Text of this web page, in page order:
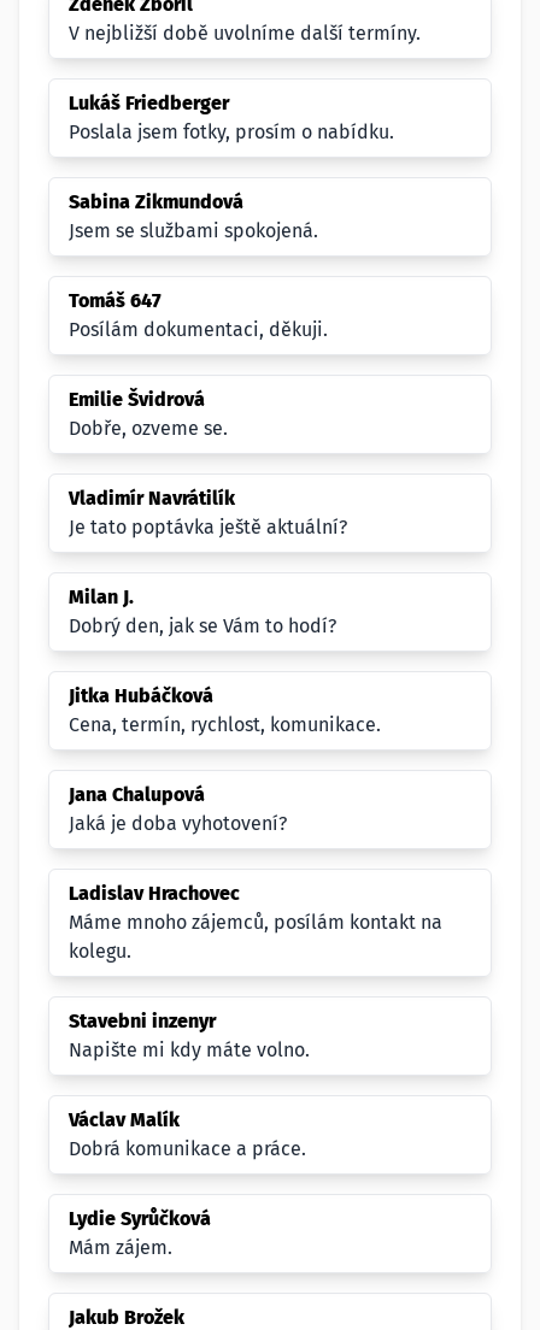
V nejbližší době uvolníme další termíny.
Lukáš Friedberger
Poslala jsem fotky, prosím o nabídku.
Sabina Zikmundová
Jsem se službami spokojená.
Tomáš 647
Posílám dokumentaci, děkuji.
Emilie Švidrová
Dobře, ozveme se.
Vladimír Navrátilík
Je tato poptávka ještě aktuální?
Milan J.
Dobrý den, jak se Vám to hodí?
Jitka Hubáčková
Cena, termín, rychlost, komunikace.
Jana Chalupová
Jaká je doba vyhotovení?
Ladislav Hrachovec
Máme mnoho zájemců, posílám kontakt na
kolegu.
Stavebni inzenyr
Napište mi kdy máte volno.
Václav Malík
Dobrá komunikace a práce.
Lydie Syrůčková
Mám zájem.
Jakub Brožek